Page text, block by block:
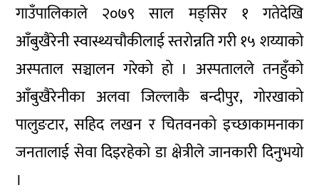
गाउँपालिकाले २०७९ साल मङ्सिर १ गतेदेखि
आँबुखैरेनी स्वास्थ्यचौकीलाई स्तरोन्नति गरी १५ शय्याको
अस्पताल सञ्चालन गरेको हो । अस्पतालले तनहुँको
आँबुखैरेनीका अलवा जिल्लाकै बन्दीपुर, गोरखाको
पालुङटार, सहिद लखन र चितवनको इच्छाकामनाका
जनतालाई सेवा दिइरहेको डा क्षेत्रीले जानकारी दिनुभयो
।